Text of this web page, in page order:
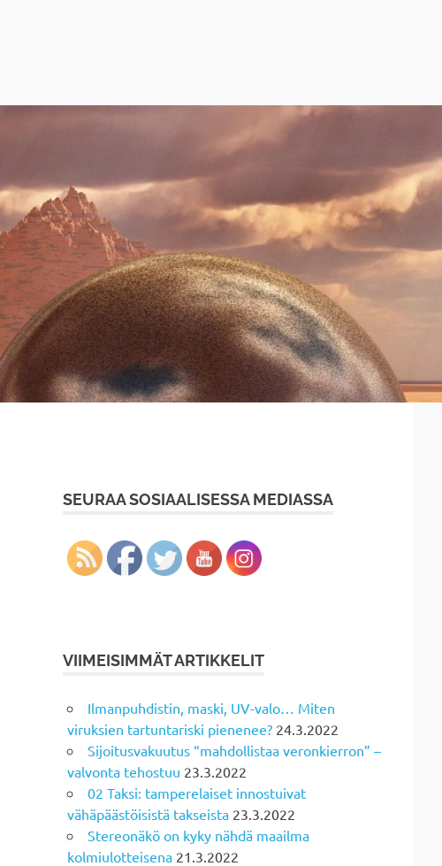
SEURAA SOSIAALISESSA MEDIASSA
VIIMEISIMMÄT ARTIKKELIT
Ilmanpuhdistin, maski, UV-valo… Miten
viruksien tartuntariski pienenee? 24.3.2022
Sijoitusvakuutus “mahdollistaa veronkierron” –
valvonta tehostuu 23.3.2022
02 Taksi: tamperelaiset innostuivat
vähäpäästöisistä takseista 23.3.2022
Stereonäkö on kyky nähdä maailma
kolmiulotteisena 21.3.2022